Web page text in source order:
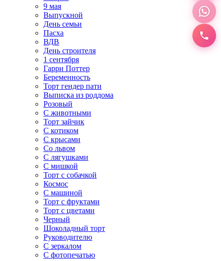
9 мая
Выпускной
День семьи
Пасха
ВДВ
День строителя
1 сентября
Гарри Поттер
Беременность
Торт гендер пати
Выписка из роддома
Розовый
С животными
Торт зайчик
С котиком
С крысами
Со львом
С лягушками
С мишкой
Торт с собачкой
Космос
С машиной
Торт с фруктами
Торт с цветами
Черный
Шоколадный торт
Руководителю
С зеркалом
С фотопечатью